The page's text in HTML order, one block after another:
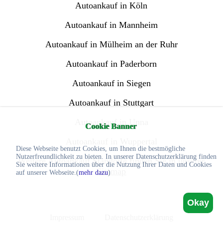
Cookie Banner
Diese Webseite benutzt Cookies, um Ihnen die bestmögliche
Nutzerfreundlichkeit zu bieten. In unserer Datenschutzerklärung finden
Sie weitere Informationen über die Nutzung Ihrer Daten und Cookies
auf unserer Webseite.(mehr dazu)
Okay
Autoankauf in Köln
Autoankauf in Mannheim
Autoankauf in Mülheim an der Ruhr
Autoankauf in Paderborn
Autoankauf in Siegen
Autoankauf in Stuttgart
Autoankauf in Unna
Weitere Autoankauf Standorte finden Sie in unserer
Sitemap